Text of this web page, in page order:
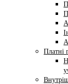
Платні